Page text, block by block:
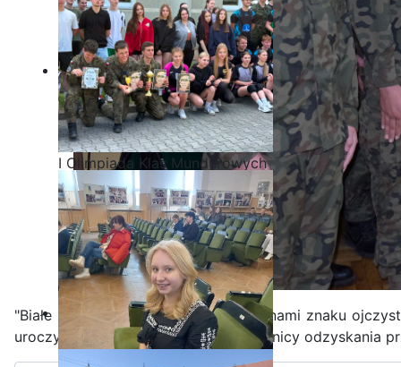
I Olimpiada Klas Mundurowych
"Białe z czerwonym - powiewaj nad nami znaku
uroczystą akademię z okazji 106 rocznicy odzyskania